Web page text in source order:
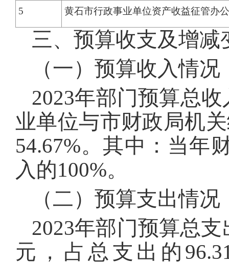
5 黄石市行政事业单位资产收益征管办
三、预算收支及增减
（一）预算收入情况
2023年部门预算总
业单位与市财政局机
54.67%。其中：当年
入的100%。
（二）预算支出情况
2023年部门预算总
元，占总支出的